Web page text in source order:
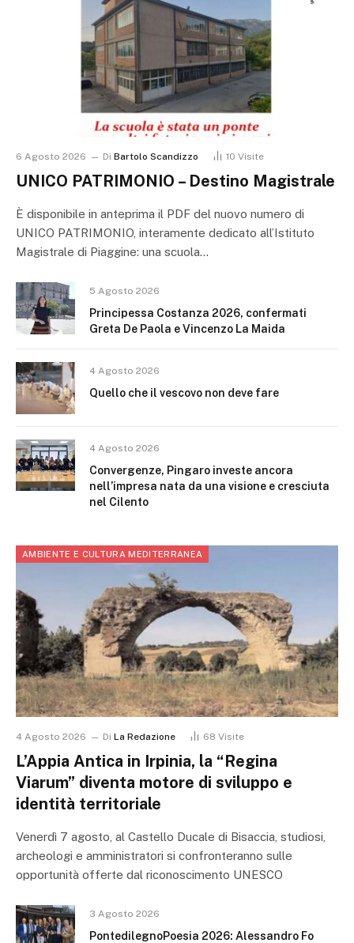
6 Agosto 2026 Di Bartolo Scandizzo 10 Visite
UNICO PATRIMONIO – Destino Magistrale
È disponibile in anteprima il PDF del nuovo numero di
UNICO PATRIMONIO, interamente dedicato all’Istituto
Magistrale di Piaggine: una scuola…
5 Agosto 2026
Principessa Costanza 2026, confermati
Greta De Paola e Vincenzo La Maida
4 Agosto 2026
Quello che il vescovo non deve fare
4 Agosto 2026
Convergenze, Pingaro investe ancora
nell’impresa nata da una visione e cresciuta
nel Cilento
AMBIENTE E CULTURA MEDITERRANEA
4 Agosto 2026 Di La Redazione 68 Visite
L’Appia Antica in Irpinia, la “Regina
Viarum” diventa motore di sviluppo e
identità territoriale
Venerdì 7 agosto, al Castello Ducale di Bisaccia, studiosi,
archeologi e amministratori si confronteranno sulle
opportunità offerte dal riconoscimento UNESCO
3 Agosto 2026
PontedilegnoPoesia 2026: Alessandro Fo